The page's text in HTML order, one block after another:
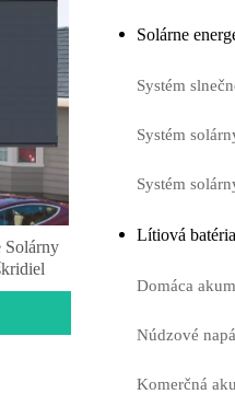
Solárny
Solárne
Systém
Systém
Systém
Lítiová batéria
Domáca
Núdzové
Komerčná